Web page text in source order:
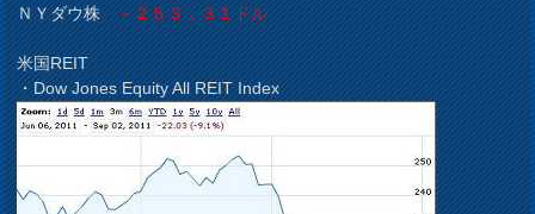
ＮＹダウ株－２５３．３１ドル
米国REIT
・Dow Jones Equity All REIT Index